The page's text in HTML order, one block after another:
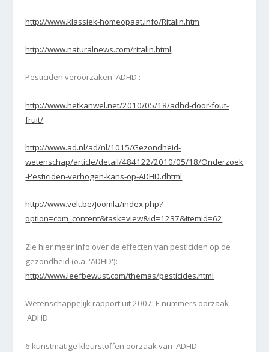
http://www.klassiek-homeopaat.info/Ritalin.htm
http://www.naturalnews.com/ritalin.html
Pesticiden veroorzaken 'ADHD':
http://www.hetkanwel.net/2010/05/18/adhd-door-fout-
fruit/
http://www.ad.nl/ad/nl/1015/Gezondheid-
wetenschap/article/detail/484122/2010/05/18/Onderzoek
-Pesticiden-verhogen-kans-op-ADHD.dhtml
http://www.velt.be/Joomla/index.php?
option=com_content&task=view&id=1237&Itemid=62
Zie hier meer info over de effecten van pesticiden op de
gezondheid (o.a. 'ADHD'):
http://www.leefbewust.com/themas/pesticides.html
Wetenschappelijk rapport uit 2007: E nummers oorzaak
'ADHD'
6 kunstmatige kleurstoffen oorzaak van 'ADHD'